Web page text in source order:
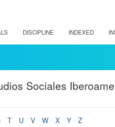
DISCIPLINE INDEXED
Sociales
T U V W X Y
Z